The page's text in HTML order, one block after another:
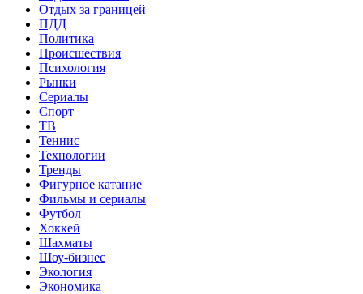
Отдых за границей
ПДД
Политика
Происшествия
Психология
Рынки
Сериалы
Спорт
ТВ
Теннис
Технологии
Тренды
Фигурное катание
Фильмы и сериалы
Футбол
Хоккей
Шахматы
Шоу-бизнес
Экология
Экономика